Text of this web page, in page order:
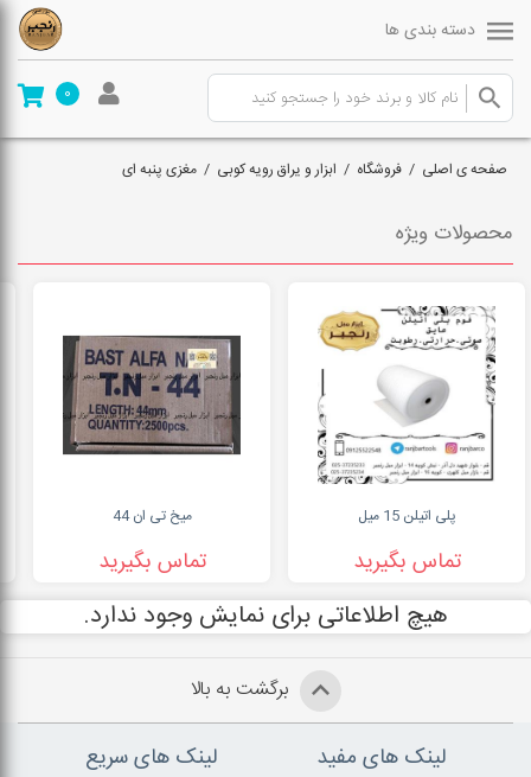
دسته بندی ها
0
صفحه ی اصلی / فروشگاه / ابزار و یراق رویه کوبی / مغزی پنبه ای
محصولات ویژه
پلی اتیلن 15 میل
تماس بگیرید
میخ تی ان 44
تماس بگیرید
هیچ اطلاعاتی برای نمایش وجود ندارد.
برگشت به بالا
لینک های مفید لینک های سریع